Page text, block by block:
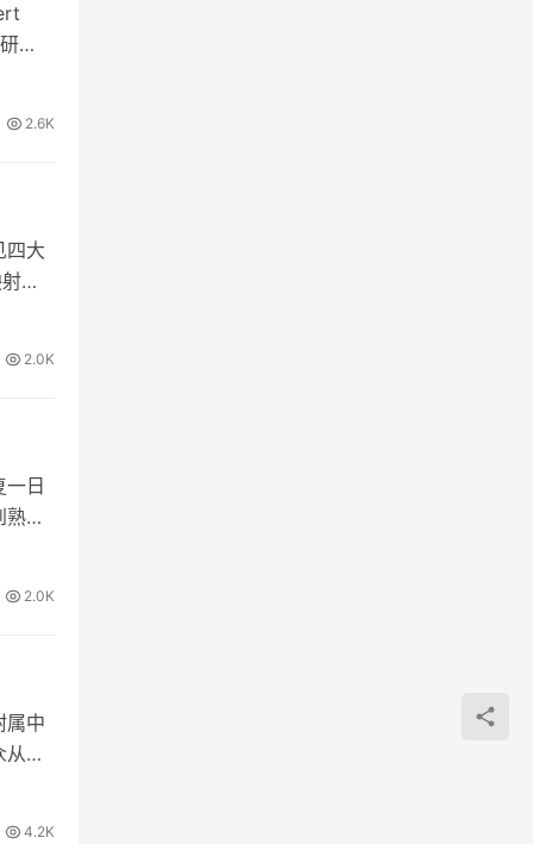
2.6K
四大
。
2.0K
日
熟
2.0K
属中
中
4.2K